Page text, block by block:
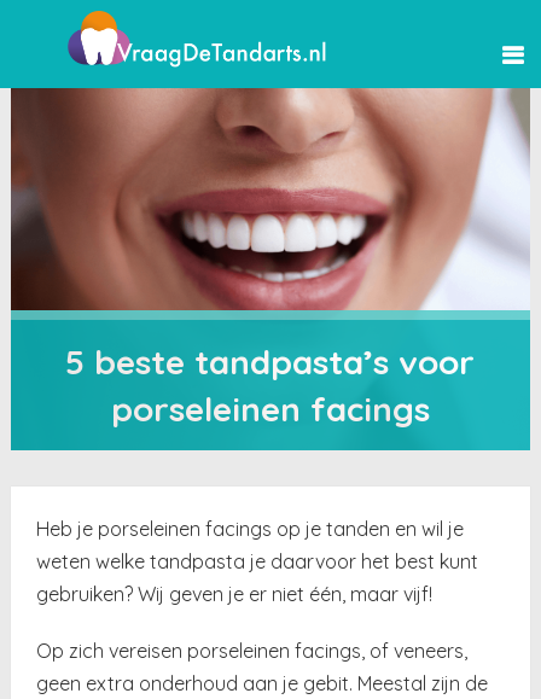
5 beste tandpasta’s voor
porseleinen facings
Heb je porseleinen facings op je tanden en wil je
weten welke tandpasta je daarvoor het best kunt
gebruiken? Wij geven je er niet één, maar vijf!
Op zich vereisen porseleinen facings, of veneers,
geen extra onderhoud aan je gebit. Meestal zijn de